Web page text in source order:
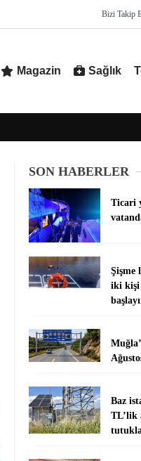
Bizi Takip
Magazin Sağlık
SON HABERLER
Ticari
Şişme
iki kişi
Baz
TL’lik